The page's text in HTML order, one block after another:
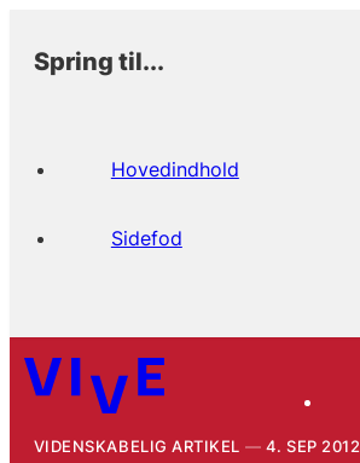
Spring til...
Hovedindhold
Sidefod
VIDENSKABELIG ARTIKEL 4. SEP 2012